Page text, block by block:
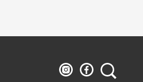
Ludwig
Museum
Ludwig
Museum
Search